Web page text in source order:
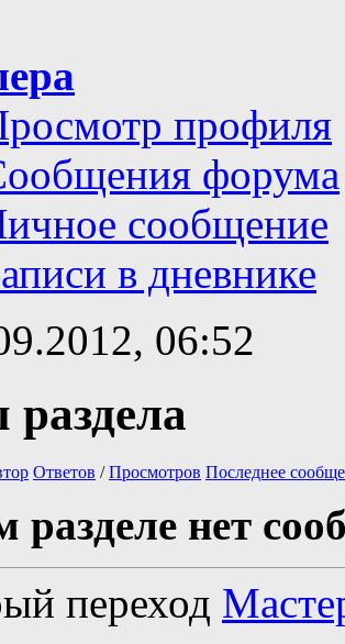
профиля
форума
сообщение
в дневнике
06:52
Ответов /Просмотров Последнее
разделе нет
переход